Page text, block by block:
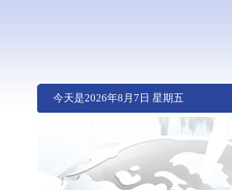
今天是2026年8月7日 星期五